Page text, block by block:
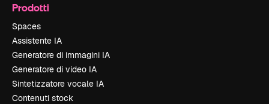
Prodotti
Spaces
Assistente IA
Generatore di immagini IA
Generatore di video IA
Sintetizzatore vocale IA
Contenuti stock